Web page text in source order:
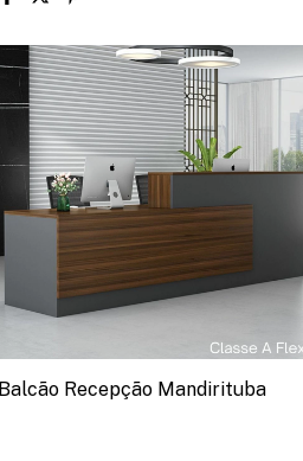
Balcão Recepção Mandirituba